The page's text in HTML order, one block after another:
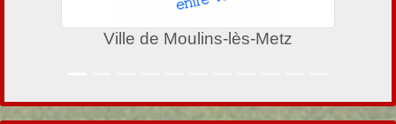
Ville de Moulins-lès-Metz